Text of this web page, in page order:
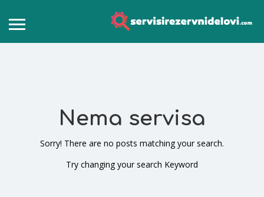
Nema servisa
Sorry! There are no posts matching your search.
Try changing your search Keyword